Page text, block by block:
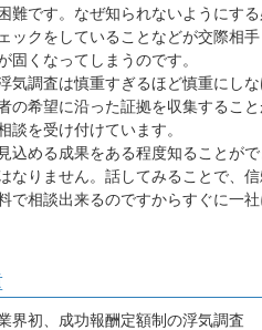
難です。なぜ知られないようにす
ックをしていることなどが交際相
固くなってしまうのです。
気調査は慎重すぎるほど慎重にし
の希望に沿った証拠を収集するこ
を受け付けています。
込める成果をある程度知ることが
なりません。話してみることで、
で相談出来るのですからすぐに一
界初、成功報酬定額制の浮気調査